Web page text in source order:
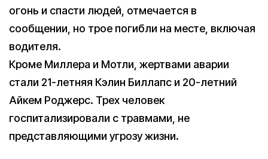
огонь и спасти людей, отмечается в
сообщении, но трое погибли на месте, включая
водителя.
Кроме Миллера и Мотли, жертвами аварии
стали 21-летняя Кэлин Биллапс и 20-летний
Айкем Роджерс. Трех человек
госпитализировали с травмами, не
представляющими угрозу жизни.